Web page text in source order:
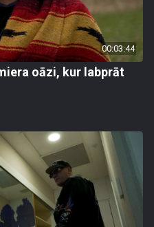
00:03:44
oāzi, kur labprāt